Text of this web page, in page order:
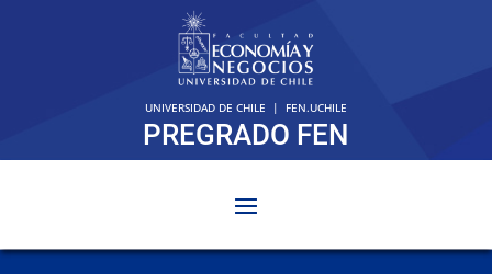
UNIVERSIDAD DE CHILE | FEN.UCHILE
PREGRADO FEN